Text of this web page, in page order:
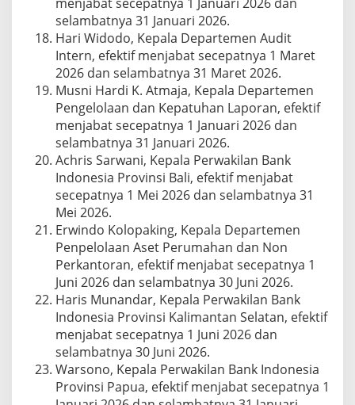
selambatnya 31 Januari 2026.
Hari Widodo, Kepala Departemen Audit
Intern, efektif menjabat secepatnya 1 Maret
2026 dan selambatnya 31 Maret 2026.
Musni Hardi K. Atmaja, Kepala Departemen
Pengelolaan dan Kepatuhan Laporan, efektif
menjabat secepatnya 1 Januari 2026 dan
selambatnya 31 Januari 2026.
Achris Sarwani, Kepala Perwakilan Bank
Indonesia Provinsi Bali, efektif menjabat
secepatnya 1 Mei 2026 dan selambatnya 31
Mei 2026.
Erwindo Kolopaking, Kepala Departemen
Penpelolaan Aset Perumahan dan Non
Perkantoran, efektif menjabat secepatnya 1
Juni 2026 dan selambatnya 30 Juni 2026.
Haris Munandar, Kepala Perwakilan Bank
Indonesia Provinsi Kalimantan Selatan, efektif
menjabat secepatnya 1 Juni 2026 dan
selambatnya 30 Juni 2026.
Warsono, Kepala Perwakilan Bank Indonesia
Provinsi Papua, efektif menjabat secepatnya 1